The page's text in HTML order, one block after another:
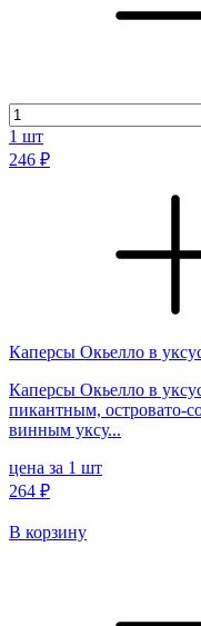
1 шт
246 ₽
Каперсы Окьелло в
Каперсы Окьелло в
пикантным, островато-
винным уксу...
цена за 1 шт
264 ₽
В корзину